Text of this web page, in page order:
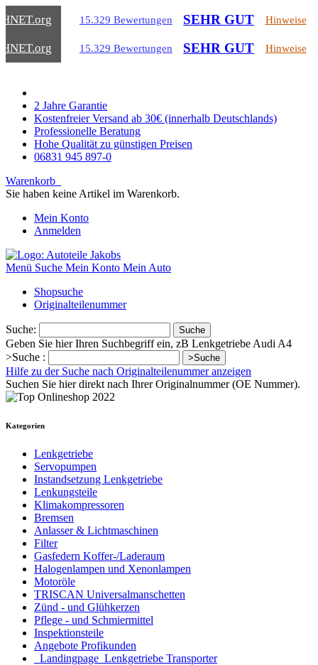
.org 15.329 Bewertungen SEHR GUT Hinweise
.org 15.329 Bewertungen SEHR GUT Hinweise
2 Jahre Garantie
Kostenfreier Versand ab 30€ (innerhalb Deutschlands)
Professionelle Beratung
Hohe Qualität zu günstigen Preisen
06831 945 897-0
Warenkorb
Sie haben keine Artikel im Warenkorb.
Mein Konto
Anmelden
Menü Suche Mein Konto Mein Auto
Shopsuche
Originalteilenummer
Suche: Suche
Geben Sie hier Ihren Suchbegriff ein, zB Lenkgetriebe Audi A4
>Suche :
>Suche
Hilfe zu der Suche nach Originalteilenummer anzeigen
Suchen Sie hier direkt nach Ihrer Originalnummer (OE Nummer).
Kategorien
Lenkgetriebe
Servopumpen
Instandsetzung Lenkgetriebe
Lenkungsteile
Klimakompressoren
Bremsen
Anlasser & Lichtmaschinen
Filter
Gasfedern Koffer-/Laderaum
Halogenlampen und Xenonlampen
Motoröle
TRISCAN Universalmanschetten
Zünd - und Glühkerzen
Pflege - und Schmiermittel
Inspektionsteile
Angebote Profikunden
_Landingpage_Lenkgetriebe Transporter